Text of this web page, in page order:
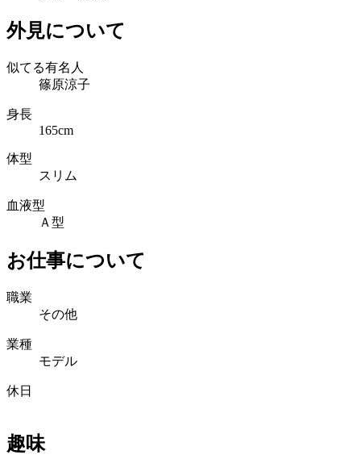
外見について
似てる有名人
篠原涼子
身長
165cm
体型
スリム
血液型
Ａ型
お仕事について
職業
その他
業種
モデル
休日
趣味